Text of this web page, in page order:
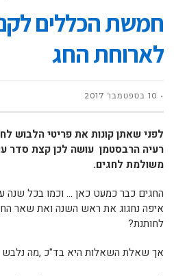
חמשת הכללים
לארוחת החג
10 בספטמבר 2017
לפני שאתן קונות את פריטי הלבוש
רעיה הרבסטמן עושה לכן קצת סדר
משולמת לחגים.
החגים כבר כמעט כאן … וכמו בכל שנה
איפה נחגוג את ראש השנה ואת שאר
לחותנת?
אך שאלת השאלות היא בד"כ ,מה נלבש